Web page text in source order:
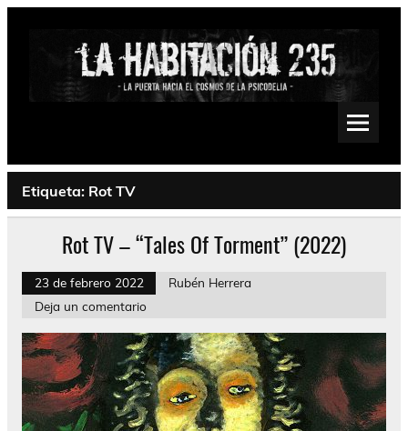
Saltar
Psychedelic, Stoner, Doom, Sludge, Fuzz, Space, Drone
Etiqueta: Rot TV
Rot TV – “Tales Of Torment” (2022)
23 de febrero 2022
Rubén Herrera
Deja un comentario